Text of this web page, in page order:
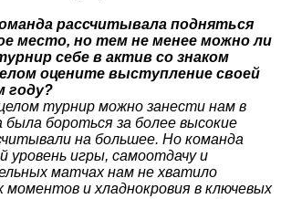
рассчитывала подняться
место, но тем не менее можно ли
себе в актив со знаком
оцените выступление своей
году?
турнир можно занести нам в
была бороться за более высокие
на большее. Но команда
уровень игры, самоотдачу и
матчах нам не хватило
моментов и хладнокровия в ключевых